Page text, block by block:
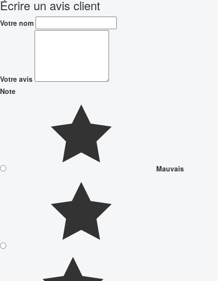
Écrire un avis client
Votre nom
Votre avis
Note
Mauvais